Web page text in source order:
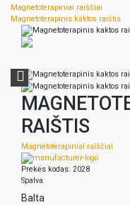
Magnetoterapiniai raiščiai
Magnetoterapinis kaktos raištis
RAIŠTIS
Magnetoterapiniai raiščiai
Prekės kodas: 2028
Spalva
Balta